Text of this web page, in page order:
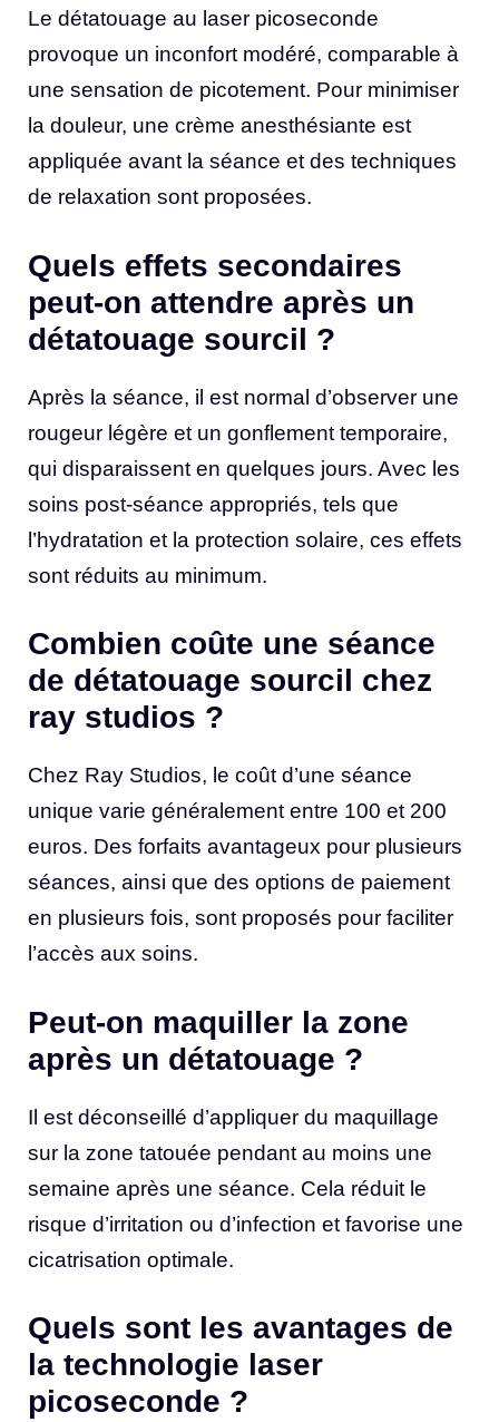
Le détatouage au laser picoseconde
provoque un inconfort modéré, comparable à
une sensation de picotement. Pour minimiser
la douleur, une crème anesthésiante est
appliquée avant la séance et des techniques
de relaxation sont proposées.
Quels effets secondaires
peut-on attendre après un
détatouage sourcil ?
Après la séance, il est normal d’observer une
rougeur légère et un gonflement temporaire,
qui disparaissent en quelques jours. Avec les
soins post-séance appropriés, tels que
l’hydratation et la protection solaire, ces effets
sont réduits au minimum.
Combien coûte une séance
de détatouage sourcil chez
ray studios ?
Chez Ray Studios, le coût d’une séance
unique varie généralement entre 100 et 200
euros. Des forfaits avantageux pour plusieurs
séances, ainsi que des options de paiement
en plusieurs fois, sont proposés pour faciliter
l’accès aux soins.
Peut-on maquiller la zone
après un détatouage ?
Il est déconseillé d’appliquer du maquillage
sur la zone tatouée pendant au moins une
semaine après une séance. Cela réduit le
risque d’irritation ou d’infection et favorise une
cicatrisation optimale.
Quels sont les avantages de
la technologie laser
picoseconde ?